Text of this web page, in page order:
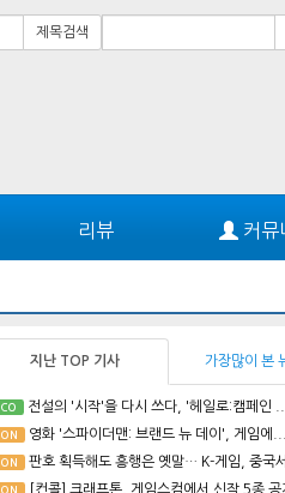
제목검색
리뷰 커뮤
지난 TOP 기사 가장많이 본
CO 전설의 '시작'을 다시 쓰다, '헤일로:캠페인 ...
ON 영화 '스파이더맨: 브랜드 뉴 데이', 게임에...
ON 판호 획득해도 흥행은 옛말… K-게임, 중국
ON [컨콜] 크래프톤, 게임스컴에서 신작 5종 공